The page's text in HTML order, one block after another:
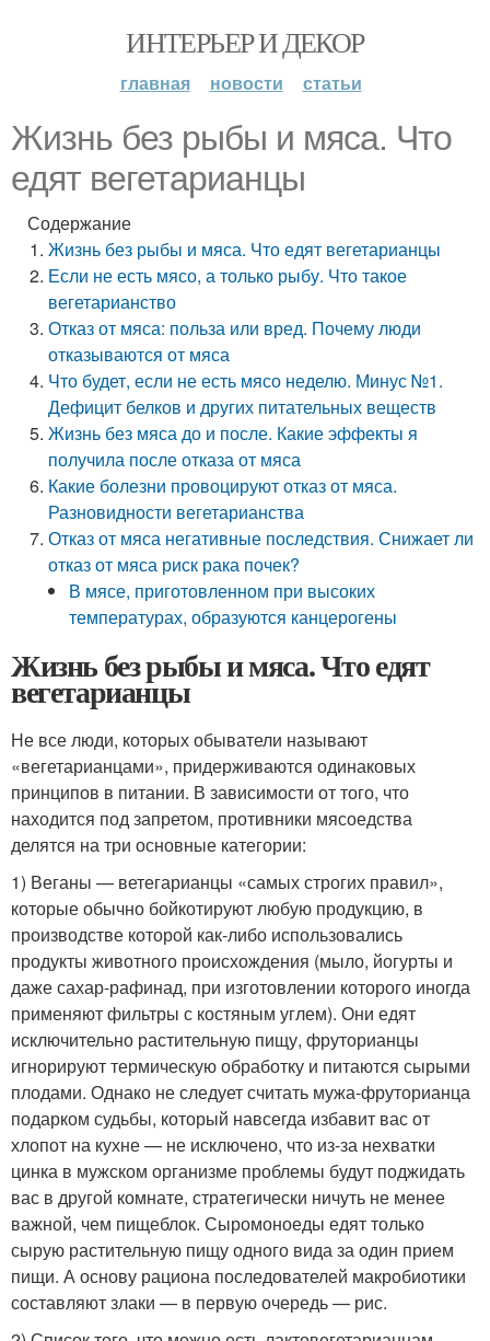
ИНТЕРЬЕР И ДЕКОР
главная новости статьи
Жизнь без рыбы и мяса. Что
едят вегетарианцы
Содержание
Жизнь без рыбы и мяса. Что едят вегетарианцы
Если не есть мясо, а только рыбу. Что такое
вегетарианство
Отказ от мяса: польза или вред. Почему люди
отказываются от мяса
Что будет, если не есть мясо неделю. Минус №1.
Дефицит белков и других питательных веществ
Жизнь без мяса до и после. Какие эффекты я
получила после отказа от мяса
Какие болезни провоцируют отказ от мяса.
Разновидности вегетарианства
Отказ от мяса негативные последствия. Снижает ли
отказ от мяса риск рака почек?
В мясе, приготовленном при высоких
температурах, образуются канцерогены
Жизнь без рыбы и мяса. Что едят
вегетарианцы
Не все люди, которых обыватели называют
«вегетарианцами», придерживаются одинаковых
принципов в питании. В зависимости от того, что
находится под запретом, противники мясоедства
делятся на три основные категории:
1) Веганы — ветегарианцы «самых строгих правил»,
которые обычно бойкотируют любую продукцию, в
производстве которой как-либо использовались
продукты животного происхождения (мыло, йогурты и
даже сахар-рафинад, при изготовлении которого иногда
применяют фильтры с костяным углем). Они едят
исключительно растительную пищу, фруторианцы
игнорируют термическую обработку и питаются сырыми
плодами. Однако не следует считать мужа-фруторианца
подарком судьбы, который навсегда избавит вас от
хлопот на кухне — не исключено, что из-за нехватки
цинка в мужском организме проблемы будут поджидать
вас в другой комнате, стратегически ничуть не менее
важной, чем пищеблок. Сыромоноеды едят только
сырую растительную пищу одного вида за один прием
пищи. А основу рациона последователей макробиотики
составляют злаки — в первую очередь — рис.